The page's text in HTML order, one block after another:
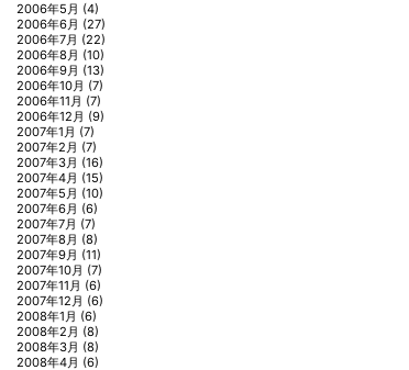
2006年5月 (4)
2006年6月 (27)
2006年7月 (22)
2006年8月 (10)
2006年9月 (13)
2006年10月 (7)
2006年11月 (7)
2006年12月 (9)
2007年1月 (7)
2007年2月 (7)
2007年3月 (16)
2007年4月 (15)
2007年5月 (10)
2007年6月 (6)
2007年7月 (7)
2007年8月 (8)
2007年9月 (11)
2007年10月 (7)
2007年11月 (6)
2007年12月 (6)
2008年1月 (6)
2008年2月 (8)
2008年3月 (8)
2008年4月 (6)